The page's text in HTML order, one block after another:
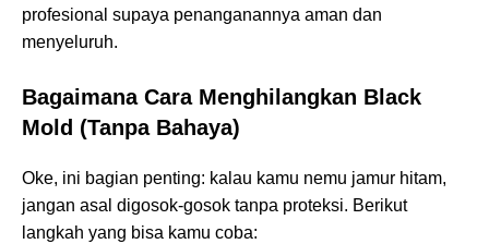
profesional supaya penanganannya aman dan
menyeluruh.
Bagaimana Cara Menghilangkan Black
Mold (Tanpa Bahaya)
Oke, ini bagian penting: kalau kamu nemu jamur hitam,
jangan asal digosok-gosok tanpa proteksi. Berikut
langkah yang bisa kamu coba: